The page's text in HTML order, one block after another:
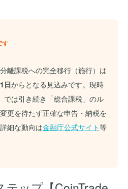
す
離課税への完全移行（施行）は
日からとなる見込みです。現時
では引き続き「総合課税」のル
更を待たず正確な申告・納税を
細な動向は金融庁公式サイト等